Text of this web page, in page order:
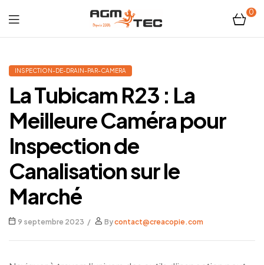
Tubicam®
XL
–
Caméra
d'inspection
Ø50
0
INSPECTION-DE-DRAIN-PAR-CAMERA
La Tubicam R23 : La
Meilleure Caméra pour
Inspection de
Canalisation sur le
Marché
9 septembre 2023 Bycontact@creacopie.com